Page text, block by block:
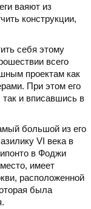
ваяют из
конструкции,
себя этому
всего
проектам как
При этом его
так и вписавшись в
большой из его
VI века в
в Фоджи
имеет
расположенной
была